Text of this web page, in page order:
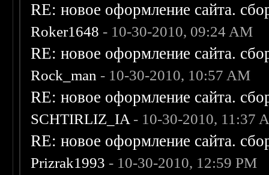
RE: новое оформление сайта.
Roker1648 - 10-30-2010, 09:24 AM
RE: новое оформление сайта.
Rock_man - 10-30-2010, 10:57 AM
RE: новое оформление сайта.
SCHTIRLIZ_IA - 10-30-2010, 11:37
RE: новое оформление сайта.
Prizrak1993 - 10-30-2010, 12:59 PM